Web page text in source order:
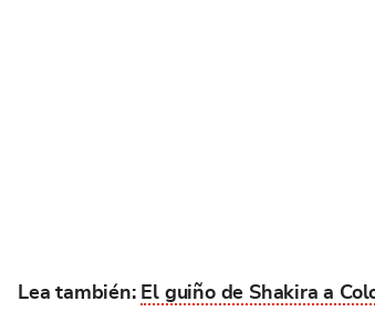
Lea también: El guiño de Shakira a